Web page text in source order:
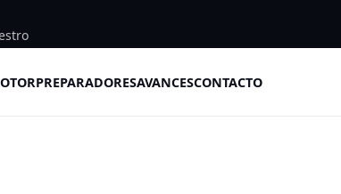
PREPARADORESAVANCESCONTACTO